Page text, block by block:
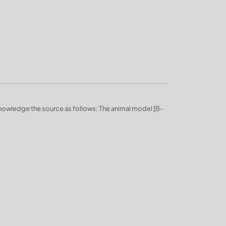
the source as follows: The animal model [B-